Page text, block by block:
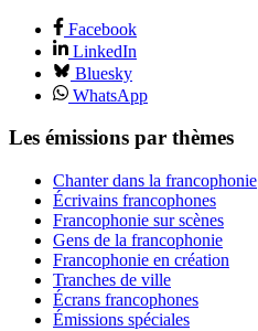
Facebook
LinkedIn
Bluesky
WhatsApp
Les émissions par thèmes
Chanter dans la francophonie
Écrivains francophones
Francophonie sur scènes
Gens de la francophonie
Francophonie en création
Tranches de ville
Écrans francophones
Émissions spéciales